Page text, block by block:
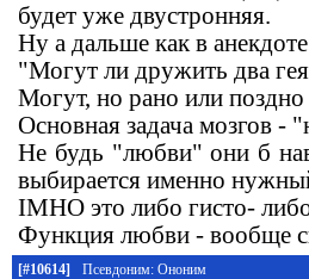
будет уже двустронняя.
Ну а дальше как в
"Могут ли дружить два
Могут, но рано или
Основная задача мозгов -
Не будь "любви" они б
выбирается именно
IMHO это либо гисто-
Функция любви - вообще
[#10614] Псевдоним: Ононим